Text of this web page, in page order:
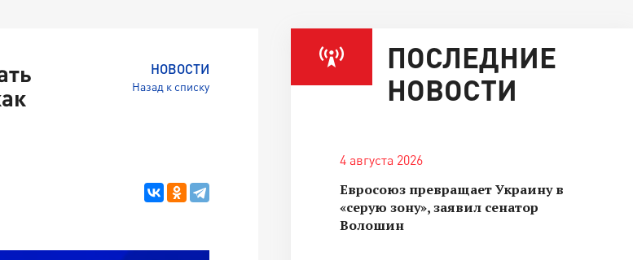
НОВОСТИ
Назад к списку
ПОСЛЕДНИЕ
НОВОСТИ
4 августа 2026
Евросоюз превращает Украину в
«серую зону», заявил сенатор
Волошин